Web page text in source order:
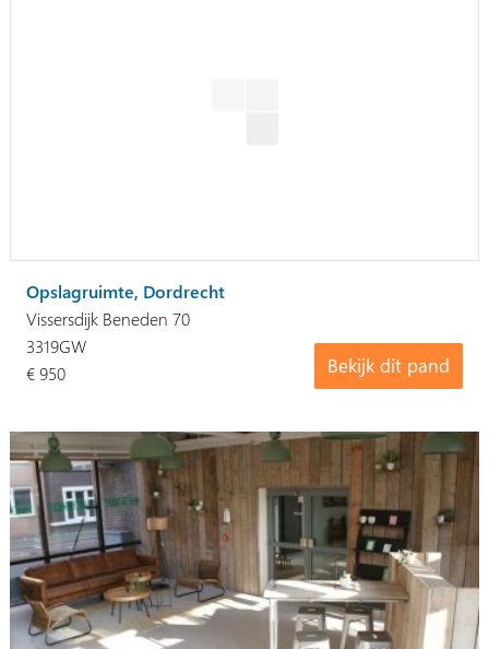
Opslagruimte, Dordrecht
Vissersdijk Beneden 70
Bekijk dit pand
3319GW
€ 950